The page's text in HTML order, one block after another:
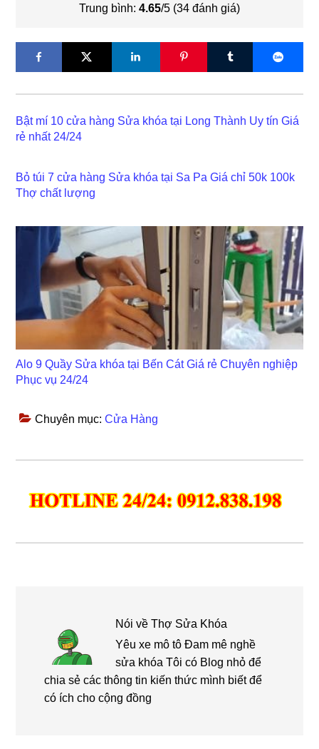
Trung bình: 4.65/5 (34 đánh giá)
Bật mí 10 cửa hàng Sửa khóa tại Long Thành Uy tín Giá
rẻ nhất 24/24
Bỏ túi 7 cửa hàng Sửa khóa tại Sa Pa Giá chỉ 50k 100k
Thợ chất lượng
Alo 9 Quầy Sửa khóa tại Bến Cát Giá rẻ Chuyên nghiệp
Phục vụ 24/24
Chuyên mục:Cửa Hàng
Nói vềThợ Sửa Khóa
Yêu xe mô tô Đam mê nghề
sửa khóa Tôi có Blog nhỏ để
chia sẻ các thông tin kiến thức mình biết để
có ích cho cộng đồng